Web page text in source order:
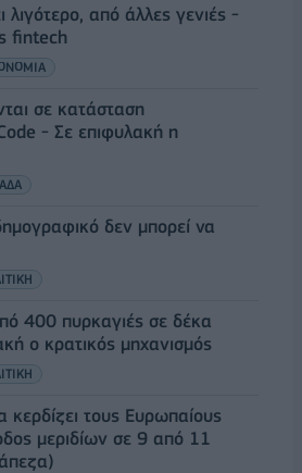
λιγότερο, από άλλες γενιές -
fintech
σε κατάσταση
- Σε επιφυλακή η
δεν μπορεί να
400 πυρκαγιές σε δέκα
ο κρατικός μηχανισμός
τους Ευρωπαίους
μεριδίων σε 9 από 11